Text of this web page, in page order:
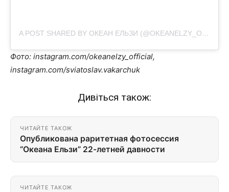
A POST SHARED BY ОКЕАН ЕЛЬЗИ (@OKEANELZY_OFFICIAL)
Фото: instagram.com/okeanelzy_official,
instagram.com/sviatoslav.vakarchuk
Дивіться також:
ЧИТАЙТЕ ТАКОЖ
Опубликована раритетная фотосессия
“Океана Ельзи” 22-летней давности
ЧИТАЙТЕ ТАКОЖ